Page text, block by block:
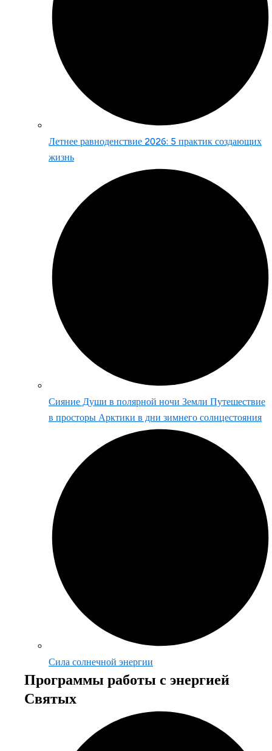
Летнее равноденствие 2026: 5 практик создающих
жизнь
Сияние Души в полярной ночи Земли Путешествие
в просторы Арктики в дни зимнего солнцестояния
Сила солнечной энергии
Программы работы с энергией
Святых